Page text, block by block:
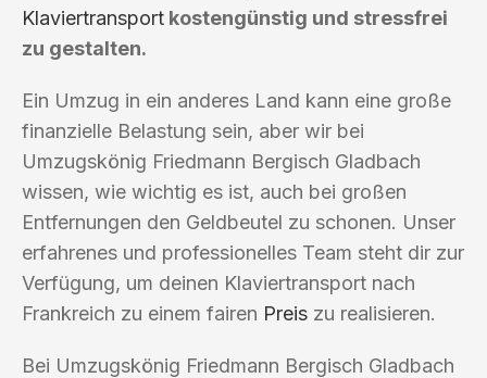
Klaviertransport kostengünstig und stressfrei
zu gestalten.
Ein Umzug in ein anderes Land kann eine große
finanzielle Belastung sein, aber wir bei
Umzugskönig Friedmann Bergisch Gladbach
wissen, wie wichtig es ist, auch bei großen
Entfernungen den Geldbeutel zu schonen. Unser
erfahrenes und professionelles Team steht dir zur
Verfügung, um deinen Klaviertransport nach
Frankreich zu einem fairen Preis zu realisieren.
Bei Umzugskönig Friedmann Bergisch Gladbach